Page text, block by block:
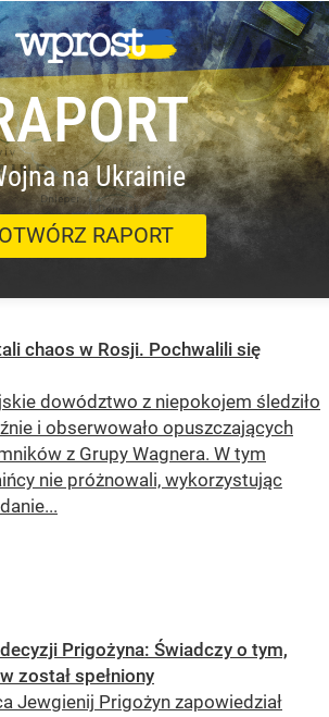
na Ukrainie
OTWÓRZ RAPORT
chaos w Rosji. Pochwalili się
dowództwo z niepokojem śledziło
i obserwowało opuszczających
z Grupy Wagnera. W tym
nie próżnowali, wykorzystując
Prigożyna: Świadczy o tym,
został spełniony
Jewgienij Prigożyn zapowiedział